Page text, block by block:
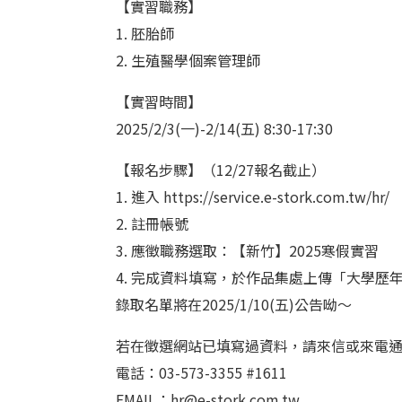
【實習職務】
1. 胚胎師
2. 生殖醫學個案管理師
【實習時間】
2025/2/3(一)-2/14(五) 8:30-17:30
【報名步驟】（12/27報名截止）
1. 進入 https://service.e-stork.com.tw/hr/
2. 註冊帳號
3. 應徵職務選取：【新竹】2025寒假實習
4. 完成資料填寫，於作品集處上傳「大學歷年
錄取名單將在2025/1/10(五)公告呦～
若在徵選網站已填寫過資料，請來信或來電
電話：03-573-3355 #1611